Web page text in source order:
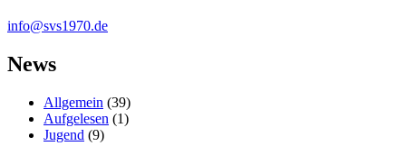
info@svs1970.de
News
Allgemein (39)
Aufgelesen (1)
Jugend (9)